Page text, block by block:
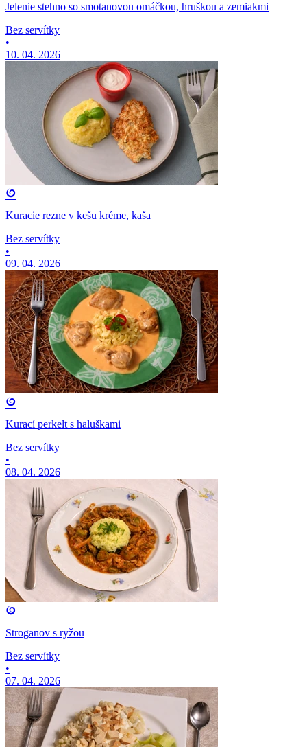
Jelenie stehno so smotanovou omáčkou, hruškou a zemiakmi
Bez servítky
•
10. 04. 2026
Kuracie rezne v kešu kréme, kaša
Bez servítky
•
09. 04. 2026
Kurací perkelt s haluškami
Bez servítky
•
08. 04. 2026
Stroganov s ryžou
Bez servítky
•
07. 04. 2026